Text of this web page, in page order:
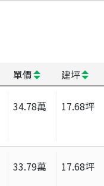
單價 建坪
34.78萬 17.68坪
33.79萬 17.68坪